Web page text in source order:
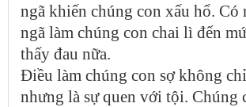
ngã khiến chúng con xấu hổ. Có
ngã làm chúng con chai lì đến
thấy đau nữa.
Điều làm chúng con sợ không
nhưng là sự quen với tội. Chúng